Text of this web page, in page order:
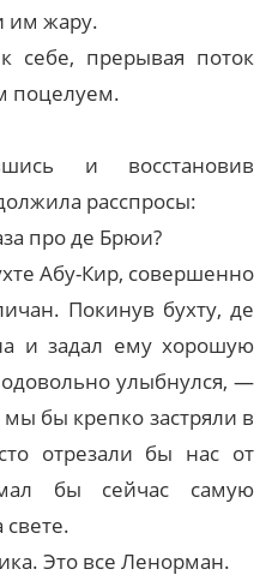
им жару.
себе, прерывая поток
поцелуем.
и восстановив
расспросы:
про де Брюи?
Абу-Кир, совершенно
Покинув бухту, де
и задал ему хорошую
улыбнулся, —
бы крепко застряли в
отрезали бы нас от
бы сейчас самую
Это все Ленорман.